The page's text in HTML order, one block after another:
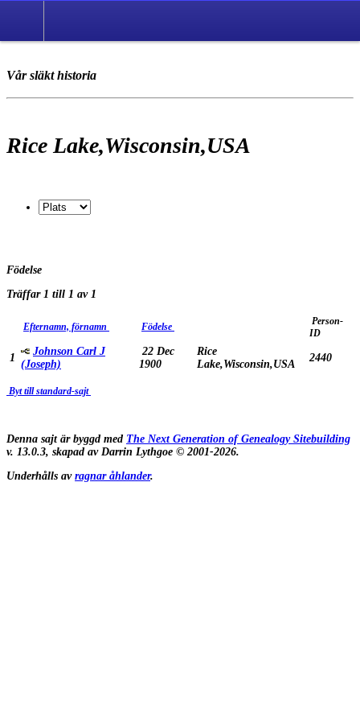
Vår släkt historia
Rice Lake,Wisconsin,USA
Födelse
Träffar 1 till 1 av 1
Efternamn, förnamn Födelse
Person-
ID
1
Johnson Carl J
(Joseph)
22 Dec
1900
Rice
Lake,Wisconsin,USA
2440
Byt till standard-sajt
Denna sajt är byggd med The Next Generation of Genealogy Sitebuilding
v. 13.0.3, skapad av Darrin Lythgoe © 2001-2026.
Underhålls av ragnar åhlander.